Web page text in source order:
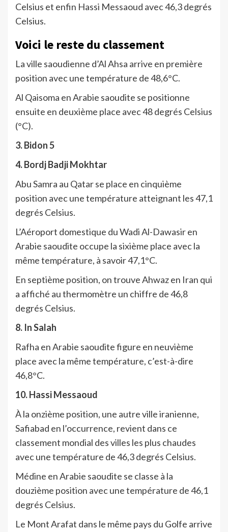
Celsius et enfin Hassi Messaoud avec 46,3 degrés
Celsius.
Voici le reste du classement
La ville saoudienne d’Al Ahsa arrive en première
position avec une température de 48,6°C.
Al Qaisoma en Arabie saoudite se positionne
ensuite en deuxième place avec 48 degrés Celsius
(°C).
3. Bidon 5
4. Bordj Badji Mokhtar
Abu Samra au Qatar se place en cinquième
position avec une température atteignant les 47,1
degrés Celsius.
L’Aéroport domestique du Wadi Al-Dawasir en
Arabie saoudite occupe la sixième place avec la
même température, à savoir 47,1°C.
En septième position, on trouve Ahwaz en Iran qui
a affiché au thermomètre un chiffre de 46,8
degrés Celsius.
8. In Salah
Rafha en Arabie saoudite figure en neuvième
place avec la même température, c’est-à-dire
46,8°C.
10. Hassi Messaoud
À la onzième position, une autre ville iranienne,
Safiabad en l’occurrence, revient dans ce
classement mondial des villes les plus chaudes
avec une température de 46,3 degrés Celsius.
Médine en Arabie saoudite se classe à la
douzième position avec une température de 46,1
degrés Celsius.
Le Mont Arafat dans le même pays du Golfe arrive